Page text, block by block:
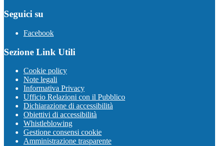
Seguici su
Facebook
Sezione Link Utili
Cookie policy
Note legali
Informativa Privacy
Ufficio Relazioni con il Pubblico
Dichiarazione di accessibilità
Obiettivi di accessibilità
Whistleblowing
Gestione consensi cookie
Amministrazione trasparente